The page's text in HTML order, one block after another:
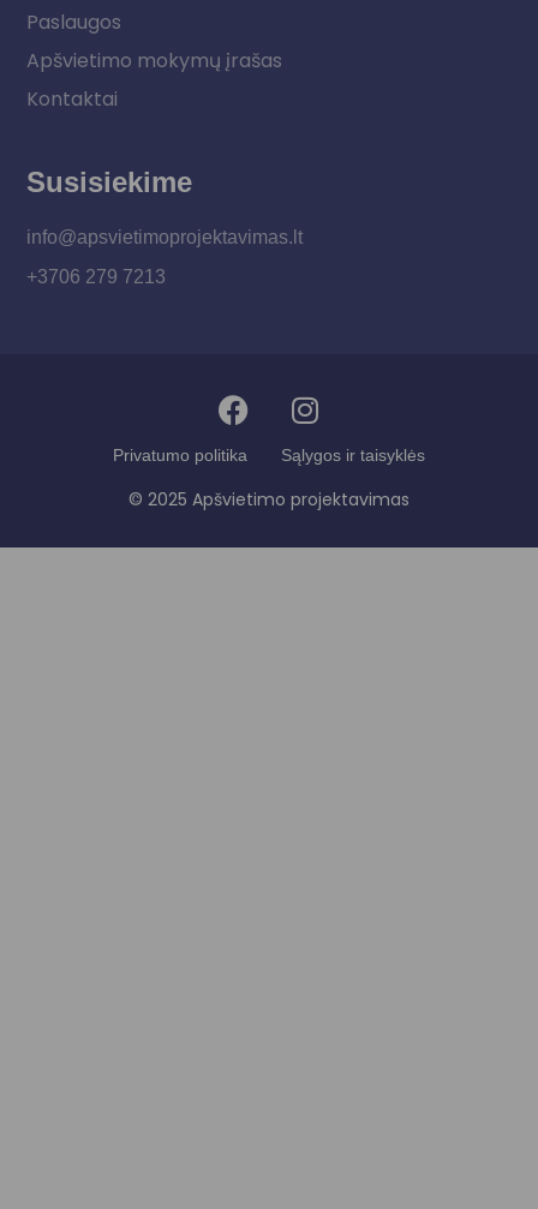
Paslaugos
Apšvietimo mokymų įrašas
Kontaktai
Susisiekime
info@apsvietimoprojektavimas.lt
+3706 279 7213
Privatumo politika Sąlygos ir taisyklės
© 2025 Apšvietimo projektavimas